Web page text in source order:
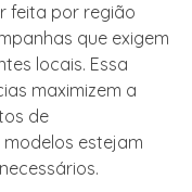
feita por região
que exigem
locais. Essa
maximizem a
de
estejam